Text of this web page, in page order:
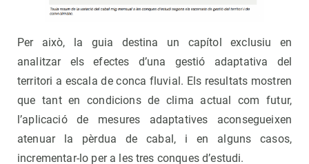
Per això, la guia destina un capítol exclusiu en
analitzar els efectes d’una gestió adaptativa del
territori a escala de conca fluvial. Els resultats mostren
que tant en condicions de clima actual com futur,
l’aplicació de mesures adaptatives aconsegueixen
atenuar la pèrdua de cabal, i en alguns casos,
incrementar-lo per a les tres conques d’estudi.